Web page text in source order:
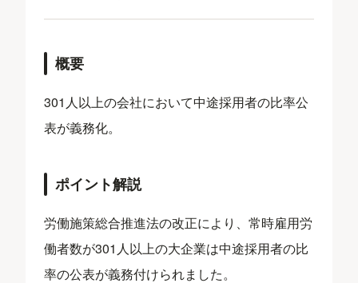
概要
301人以上の会社において中途採用者の比率公
表が義務化。
ポイント解説
労働施策総合推進法の改正により、常時雇用労
働者数が301人以上の大企業は中途採用者の比
率の公表が義務付けられました。